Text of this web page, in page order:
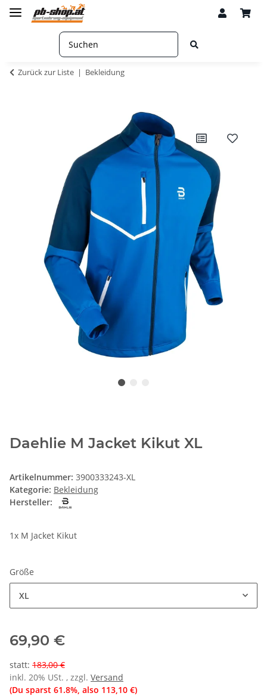
Zurück zur Liste Bekleidung
Daehlie M Jacket Kikut XL
Artikelnummer: 3900333243-XL
Kategorie: Bekleidung
Hersteller:
1x M Jacket Kikut
Größe
XL
69,90 €
statt: 183,00 €
inkl. 20% USt. , zzgl. Versand
(Du sparst 61.8%, also 113,10 €)